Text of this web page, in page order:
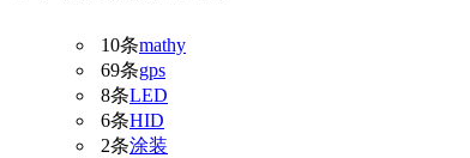
10条mathy
69条gps
8条LED
6条HID
2条涂装